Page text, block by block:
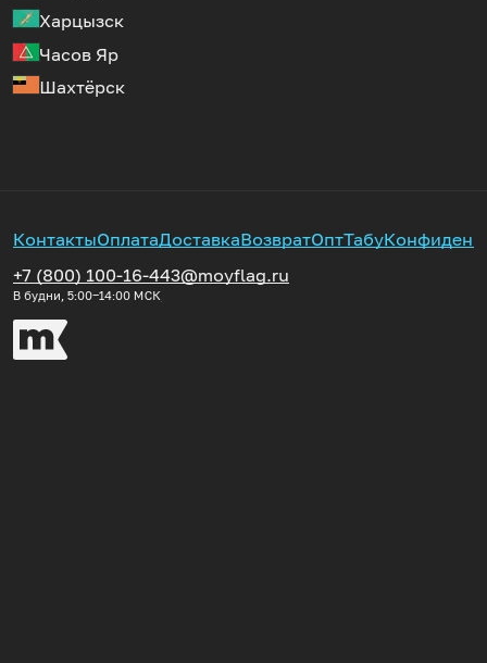
Харцызск
Часов Яр
Шахтёрск
КонтактыОплатаДоставкаВозвратОптТабу
+7 (800) 100-16-44
В будни, 5:00‒14:00 МСК
3@moyflag.ru